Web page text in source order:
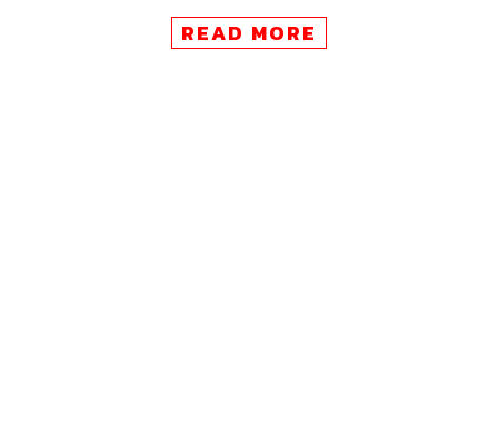
สุขภาพดี เช่น รพ.สต. ก้าวหน้า มีความพร้อมด้วยหมอ
READ MORE